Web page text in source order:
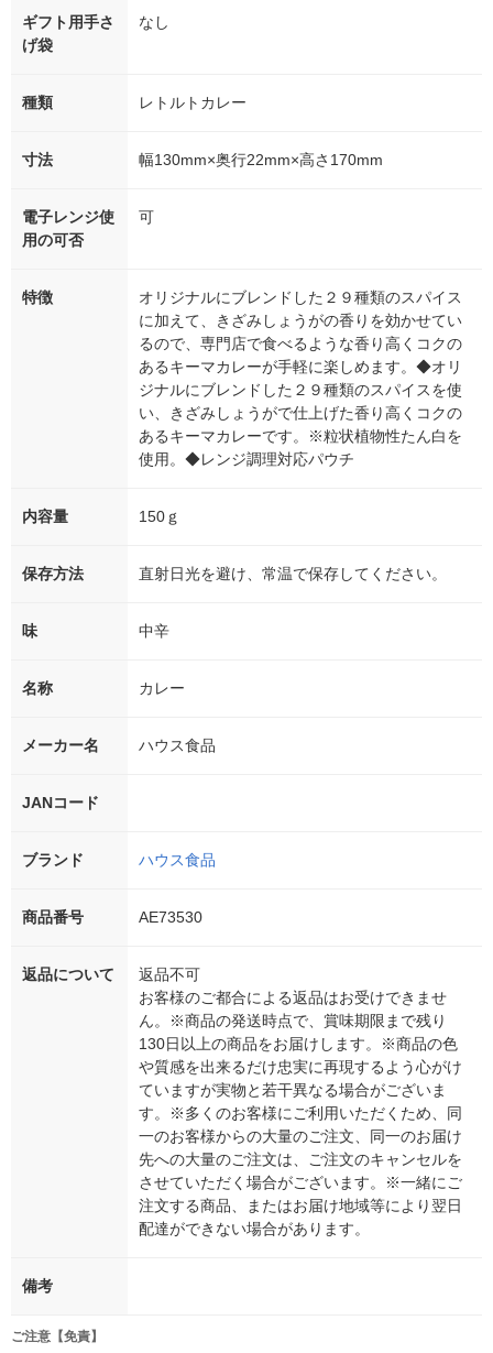
ギフト用手さ
げ袋
なし
種類 レトルトカレー
寸法 幅130mm×奥行22mm×高さ170mm
電子レンジ使
用の可否
可
特徴
オリジナルにブレンドした２９種類のスパイス
に加えて、きざみしょうがの香りを効かせてい
るので、専門店で食べるような香り高くコクの
あるキーマカレーが手軽に楽しめます。◆オリ
ジナルにブレンドした２９種類のスパイスを使
い、きざみしょうがで仕上げた香り高くコクの
あるキーマカレーです。※粒状植物性たん白を
使用。◆レンジ調理対応パウチ
内容量 150ｇ
保存方法 直射日光を避け、常温で保存してください。
味 中辛
名称 カレー
メーカー名 ハウス食品
JANコード
ブランド ハウス食品
商品番号 AE73530
返品について
返品不可
お客様のご都合による返品はお受けできませ
ん。※商品の発送時点で、賞味期限まで残り
130日以上の商品をお届けします。※商品の色
や質感を出来るだけ忠実に再現するよう心がけ
ていますが実物と若干異なる場合がございま
す。※多くのお客様にご利用いただくため、同
一のお客様からの大量のご注文、同一のお届け
先への大量のご注文は、ご注文のキャンセルを
させていただく場合がございます。※一緒にご
注文する商品、またはお届け地域等により翌日
配達ができない場合があります。
備考
ご注意【免責】